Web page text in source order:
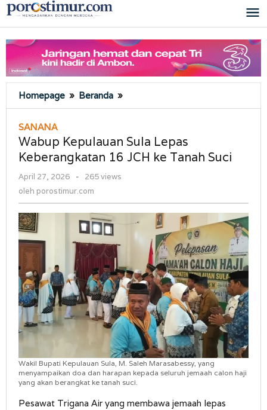
Lewati
ke
Homepage » Beranda »
Kepulauan
Lepas
Keberangkatan
16
Tanah
Suci
SANANA
Wabup Kepulauan Sula Lepas
Keberangkatan 16 JCH ke Tanah Suci
April 27, 2026
oleh
-
265 views
oleh porostimur.com
Wakil Bupati Kepulauan Sula, M. Saleh Marasabessy, yang
menyampaikan doa dan harapan kepada seluruh jemaah calon haji
yang akan berangkat ke tanah suci.
Pesawat Trigana Air yang membawa jemaah lepas